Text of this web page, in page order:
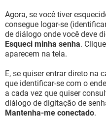
Agora, se você tiver
consegue logar-se
de diálogo onde você deve
Esqueci minha senha.
aparecem na tela.
E, se quiser entrar direto na
que identificar-se com o
a cada vez que quiser
diálogo de digitação de
Mantenha-me conectado.